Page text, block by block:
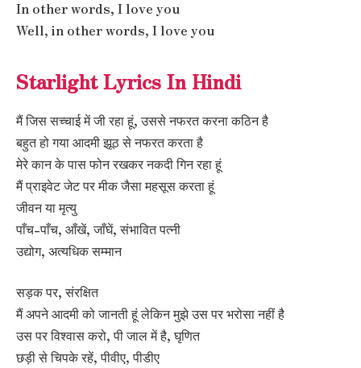
In other words, I love you
Well, in other words, I love you
Starlight Lyrics In Hindi
मैं जिस सच्चाई में जी रहा हूं, उससे नफरत करना कठिन है
बहुत हो गया आदमी झूठ से नफरत करता है
मेरे कान के पास फोन रखकर नकदी गिन रहा हूं
मैं प्राइवेट जेट पर मीक जैसा महसूस करता हूं
जीवन या मृत्यु
पाँच-पाँच, आँखें, जाँघें, संभावित पत्नी
उद्योग, अत्यधिक सम्मान
सड़क पर, संरक्षित
मैं अपने आदमी को जानती हूं लेकिन मुझे उस पर भरोसा नहीं है
उस पर विश्वास करो, पी जाल में है, घृणित
छड़ी से चिपके रहें, पीवीए, पीडीए